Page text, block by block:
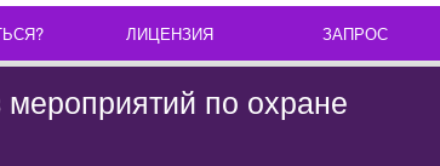
ЛИЦЕНЗИЯ ЗАПРОС
по охране